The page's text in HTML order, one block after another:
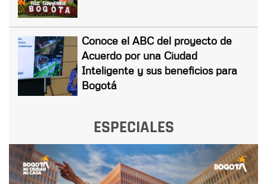
Conoce el ABC del proyecto de
Acuerdo por una Ciudad
Inteligente y sus beneficios para
Bogotá
ESPECIALES